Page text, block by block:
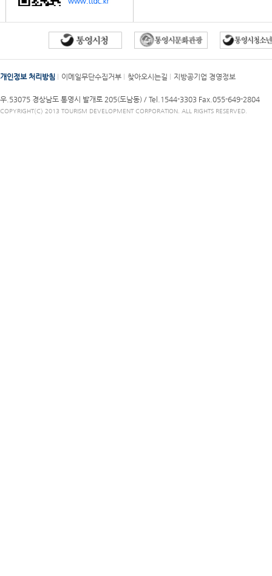
개인정보 처리방침 이메일무단수집거부 찾아오시는길 지방공기업 경영정보
우.53075 경상남도 통영시 발개로 205(도남동) / Tel.1544-3303 Fax.055-649-2804
COPYRIGHT(C) 2013 TOURISM DEVELOPMENT CORPORATION. ALL RIGHTS RESERVED.